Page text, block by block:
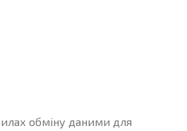
обміну даними для